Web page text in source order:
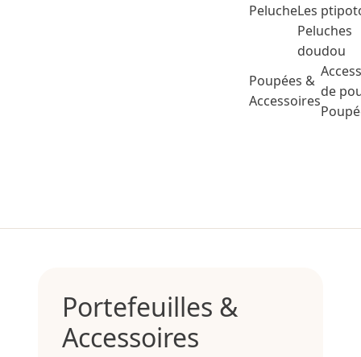
PelucheLes
Peluches
doudou
Poupées &
Accessoires
de
Portefeuilles &
Accessoires